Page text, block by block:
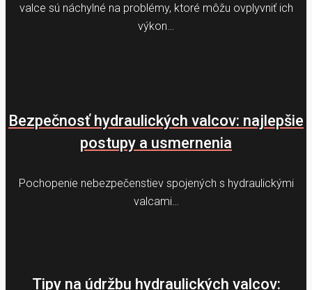
valce sú náchylné na problémy, ktoré môžu ovplyvniť ich
výkon…
Bezpečnosť hydraulických valcov: najlepšie
postupy a usmernenia
Pochopenie nebezpečenstiev spojených s hydraulickými
valcami…
Tipy na údržbu hydraulických valcov: